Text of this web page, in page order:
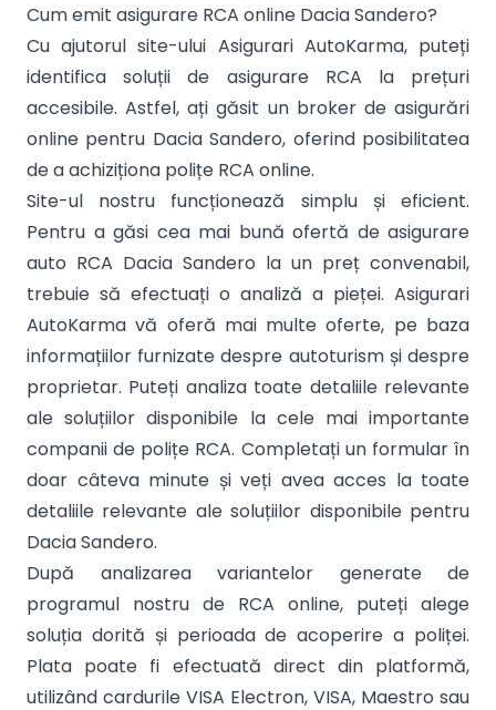
Cum emit asigurare RCA online Dacia Sandero?
Cu ajutorul site-ului Asigurari AutoKarma, puteți
identifica soluții de asigurare RCA la prețuri
accesibile. Astfel, ați găsit un broker de asigurări
online pentru Dacia Sandero, oferind posibilitatea
de a achiziționa polițe RCA online.
Site-ul nostru funcționează simplu și eficient.
Pentru a găsi cea mai bună ofertă de asigurare
auto RCA Dacia Sandero la un preț convenabil,
trebuie să efectuați o analiză a pieței. Asigurari
AutoKarma vă oferă mai multe oferte, pe baza
informațiilor furnizate despre autoturism și despre
proprietar. Puteți analiza toate detaliile relevante
ale soluțiilor disponibile la cele mai importante
companii de polițe RCA. Completați un formular în
doar câteva minute și veți avea acces la toate
detaliile relevante ale soluțiilor disponibile pentru
Dacia Sandero.
După analizarea variantelor generate de
programul nostru de RCA online, puteți alege
soluția dorită și perioada de acoperire a poliței.
Plata poate fi efectuată direct din platformă,
utilizând cardurile VISA Electron, VISA, Maestro sau